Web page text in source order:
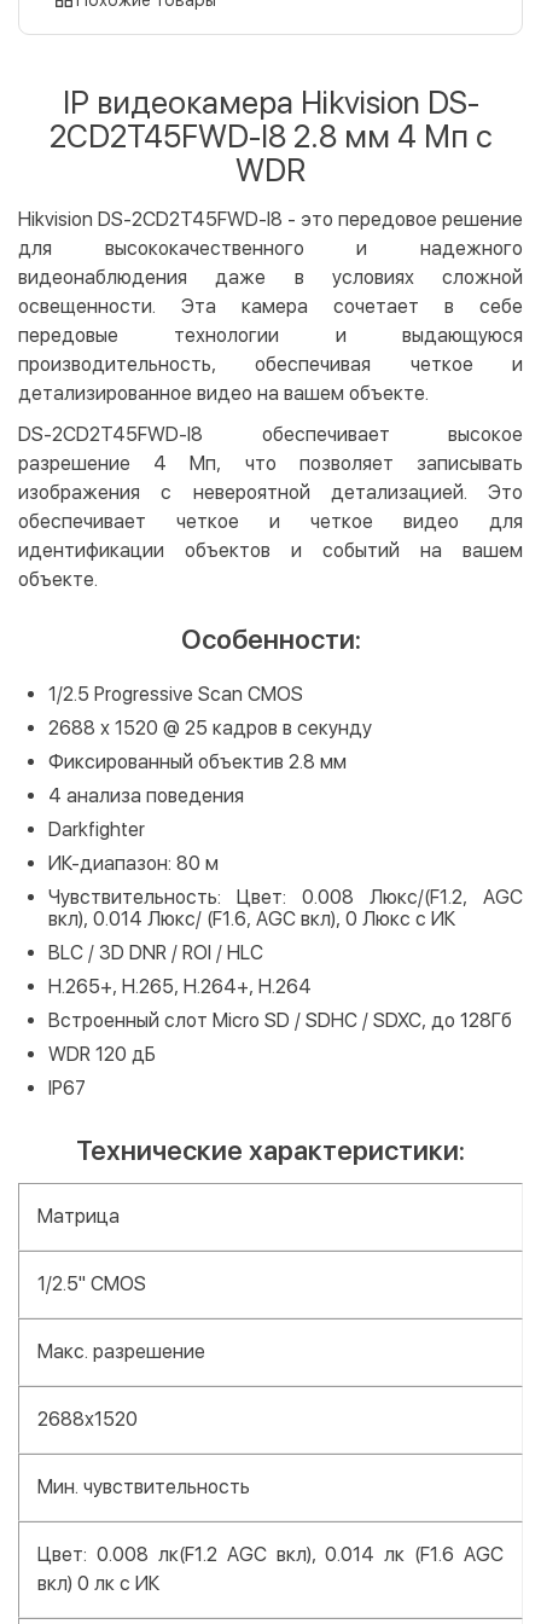
LiqPay
Apple Pay
Безналичный расчет
Оплата на карту юр.лица
Оплата на счет юр.лица
Бесплатно
Кредит
Покупка частями (Монобанк)
IP видеокамера Hikvision DS-
2CD2T45FWD-I8 2.8 мм 4 Мп с
WDR
Hikvision DS-2CD2T45FWD-I8 - это передовое решение
для высококачественного и надежного
видеонаблюдения даже в условиях сложной
освещенности. Эта камера сочетает в себе
передовые технологии и выдающуюся
производительность, обеспечивая четкое и
детализированное видео на вашем объекте.
DS-2CD2T45FWD-I8 обеспечивает высокое
разрешение 4 Мп, что позволяет записывать
изображения с невероятной детализацией. Это
обеспечивает четкое и четкое видео для
идентификации объектов и событий на вашем
объекте.
Особенности:
1/2.5 Progressive Scan CMOS
2688 х 1520 @ 25 кадров в секунду
Фиксированный объектив 2.8 мм
4 анализа поведения
Darkfighter
ИК-диапазон: 80 м
Чувствительность: Цвет: 0.008 Люкс/(F1.2, AGC
вкл), 0.014 Люкс/ (F1.6, AGC вкл), 0 Люкс с ИК
BLC / 3D DNR / ROI / HLC
H.265+, H.265, H.264+, H.264
Встроенный слот Micro SD / SDHC / SDXC, до 128Гб
WDR 120 дБ
IP67
Технические характеристики:
Матрица
1/2.5" CMOS
Макс. разрешение
2688х1520
Мин. чувствительность
Цвет: 0.008 лк(F1.2 AGC вкл), 0.014 лк (F1.6 AGC
вкл) 0 лк с ИК